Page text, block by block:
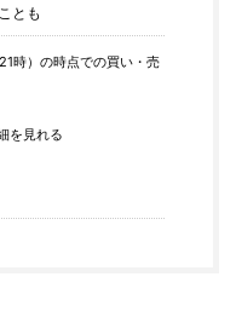
とも
時）の時点での買い・売
を見れる